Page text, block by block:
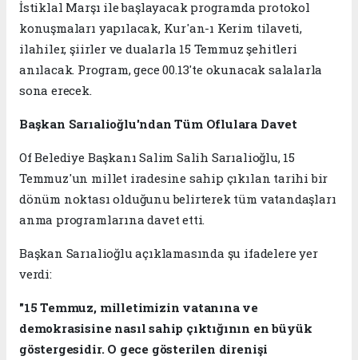
İstiklal Marşı ile başlayacak programda protokol
konuşmaları yapılacak, Kur'an-ı Kerim tilaveti,
ilahiler, şiirler ve dualarla 15 Temmuz şehitleri
anılacak. Program, gece 00.13'te okunacak salalarla
sona erecek.
Başkan Sarıalioğlu'ndan Tüm Oflulara Davet
Of Belediye Başkanı Salim Salih Sarıalioğlu, 15
Temmuz'un millet iradesine sahip çıkılan tarihi bir
dönüm noktası olduğunu belirterek tüm vatandaşları
anma programlarına davet etti.
Başkan Sarıalioğlu açıklamasında şu ifadelere yer
verdi:
"15 Temmuz, milletimizin vatanına ve
demokrasisine nasıl sahip çıktığının en büyük
göstergesidir. O gece gösterilen direnişi